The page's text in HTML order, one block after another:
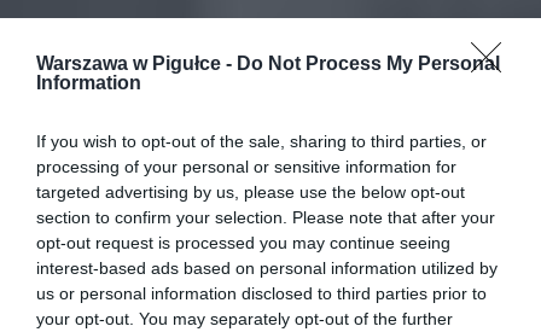
Warszawa w Pigułce - Do Not Process My Personal
Information
If you wish to opt-out of the sale, sharing to third parties, or
processing of your personal or sensitive information for
targeted advertising by us, please use the below opt-out
section to confirm your selection. Please note that after your
opt-out request is processed you may continue seeing
interest-based ads based on personal information utilized by
us or personal information disclosed to third parties prior to
your opt-out. You may separately opt-out of the further